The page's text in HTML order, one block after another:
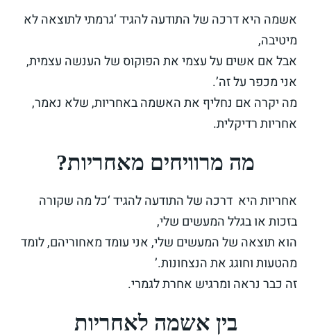
אשמה היא דרכה של התודעה להגיד ‘גרמתי לתוצאה לא
מיטיבה,
אבל אם אשים על עצמי את הפוקוס של הענשה עצמית,
אני מכפר על זה’.
מה יקרה אם נחליף את האשמה באחריות, שלא נאמר,
אחריות רדיקלית.
מה מרוויחים מאחריות?
אחריות היא דרכה של התודעה להגיד ‘כל מה שקורה
בזכות או בגלל המעשים שלי,
הוא תוצאה של המעשים שלי, אני עומד מאחוריהם, לומד
מהטעות וחוגג את הנצחונות.’
זה כבר נראה ומרגיש אחרת לגמרי.
בין אשמה לאחריות